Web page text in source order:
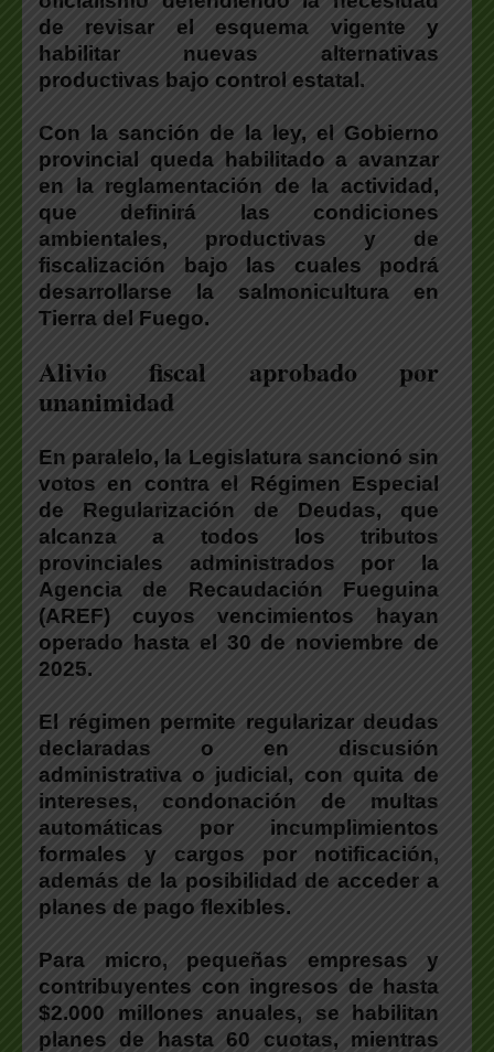
de revisar el esquema vigente y
habilitar nuevas alternativas
productivas bajo control estatal.
Con la sanción de la ley, el Gobierno
provincial queda habilitado a avanzar
en la reglamentación de la actividad ,
que definirá las condiciones
ambientales, productivas y de
fiscalización bajo las cuales podrá
desarrollarse la salmonicultura en
Tierra del Fuego.
Alivio fiscal aprobado por
unanimidad
En paralelo, la Legislatura sancionó sin
votos en contra el Régimen Especial
de Regularización de Deudas, que
alcanza a todos los tributos
provinciales administrados por la
Agencia de Recaudación Fueguina
(AREF) cuyos vencimientos hayan
operado hasta el 30 de noviembre de
2025.
El régimen permite regularizar deudas
declaradas o en discusión
administrativa o judicial, con quita de
intereses, condonación de multas
automáticas por incumplimientos
formales y cargos por notificación,
además de la posibilidad de acceder a
planes de pago flexibles.
Para micro, pequeñas empresas y
contribuyentes con ingresos de hasta
$2.000 millones anuales, se habilitan
planes de hasta 60 cuotas, mientras